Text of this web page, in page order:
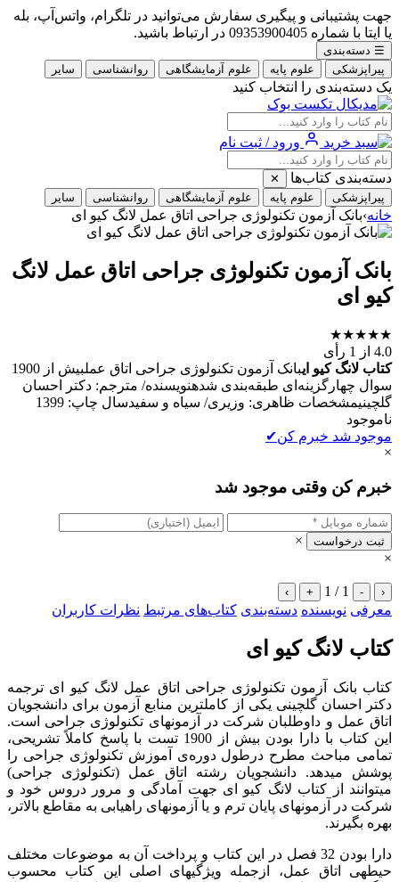
جهت پشتیبانی و پیگیری سفارش می‌توانید در تلگرام، واتس‌آپ، بله
یا ایتا با شماره 09353900405 در ارتباط باشید.
☰ دسته‌بندی
پیراپزشکی
علوم پایه علوم آزمایشگاهی روانشناسی سایر
یک دسته‌بندی را انتخاب کنید
ورود / ثبت نام
دسته‌بندی کتاب‌ها
✕
پیراپزشکی
علوم پایه علوم آزمایشگاهی روانشناسی سایر
خانه›بانک آزمون تکنولوژی جراحی اتاق عمل لانگ کیو ای
بانک آزمون تکنولوژی جراحی اتاق عمل لانگ
کیو ای
★
★
★
★
★
4.0 از 1 رأی
کتاب لانگ کیو ای
بانک آزمون تکنولوژی جراحی اتاق عملبیش از 1900
سوال چهارگزینه‌ای طبقه‌بندی شدهنویسنده/ مترجم: دکتر احسان
گلچینیمشخصات ظاهری: وزیری/ سیاه و سفیدسال چاپ: 1399
ناموجود
موجود شد خبرم کن✔
×
خبرم کن وقتی موجود شد
ثبت درخواست
×
×
‹
-
1 / 1
+
›
معرفی نویسنده دسته‌بندی کتاب‌های مرتبط نظرات کاربران
کتاب لانگ کیو ای
کتاب بانک آزمون تکنولوژی جراحی اتاق عمل لانگ کیو ای ترجمه
دکتر احسان گلچینی یکی از کاملترین منابع آزمون برای دانشجویان
اتاق عمل و داوطلبان شرکت در آزمونهای تکنولوژی جراحی است.
این کتاب با دارا بودن بیش از 1900 تست با پاسخ کاملاً تشریحی،
تمامی مباحث مطرح درطول دوره‌‎ی آموزش تکنولوژی جراحی را
پوشش می‎دهد. دانشجویان رشته اتاق عمل (تکنولوژی جراحی)
می‎توانند از کتاب لانگ کیو ای جهت آمادگی و مرور دروس خود و
شرکت در آزمون‎های پایان ترم و یا آزمون‎های راه‎یابی به مقاطع بالاتر،
بهره بگیرند.
دارا بودن 32 فصل در این کتاب و پرداخت آن به موضوعات مختلف
حیطه‎ی اتاق عمل، ازجمله ویژگی‎های اصلی این کتاب محسوب